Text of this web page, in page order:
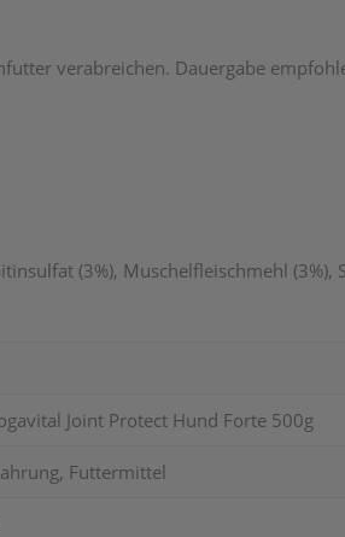
verabreichen. Dauergabe
(3%), Muschelfleischmehl (3%),
Joint Protect Hund Forte 500g
Futtermittel